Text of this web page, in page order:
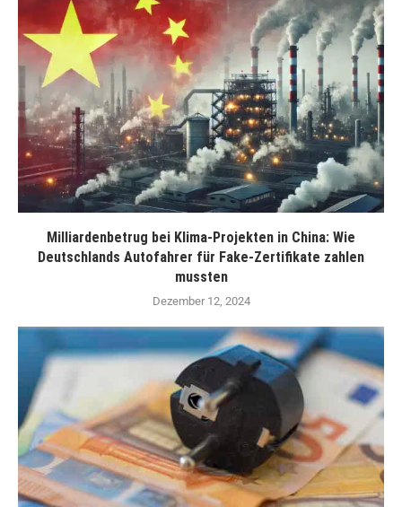
Milliardenbetrug bei Klima-Projekten in China: Wie
Deutschlands Autofahrer für Fake-Zertifikate zahlen
mussten
Dezember 12, 2024